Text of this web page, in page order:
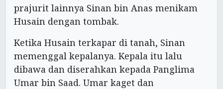
prajurit lainnya Sinan bin Anas menikam
Husain dengan tombak.
Ketika Husain terkapar di tanah, Sinan
memenggal kepalanya. Kepala itu lalu
dibawa dan diserahkan kepada Panglima
Umar bin Saad. Umar kaget dan